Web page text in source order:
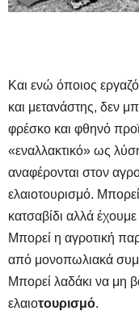
Και ενώ όποιος
και μετανάστης, δεν
φρέσκο και φθηνό
«εναλλακτικό» ως
αναφέρονται στον
ελαιοτουρισμό.
κατσαβίδι αλλά
Μπορεί η αγροτική
από μονοπωλιακά
Μπορεί λαδάκι να μη
ελαιοτουρισμό.